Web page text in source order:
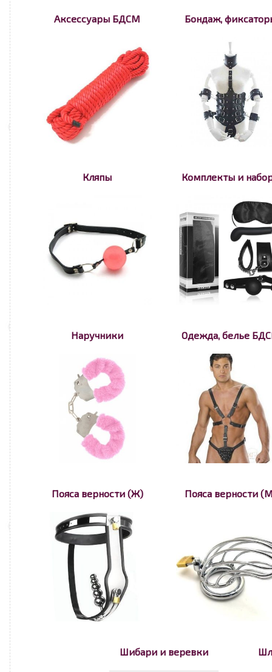
Аксессуары БДСМ Бондаж,
Кляпы Комплекты и
Наручники Одежда, белье
Пояса верности (Ж) Пояса верности
Шибари и веревки